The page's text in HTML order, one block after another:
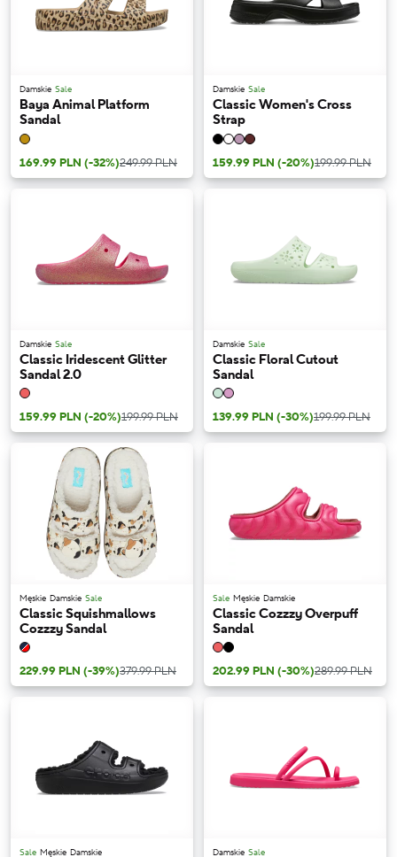
Damskie Sale
Baya Animal Platform
Sandal
169.99 PLN (-32%)249.99 PLN
Damskie Sale
Classic Women's Cross
Strap
159.99 PLN (-20%)199.99 PLN
Damskie Sale
Classic Iridescent Glitter
Sandal 2.0
159.99 PLN (-20%)199.99 PLN
Damskie Sale
Classic Floral Cutout
Sandal
139.99 PLN (-30%)199.99 PLN
Męskie Damskie Sale
Classic Squishmallows
Cozzzy Sandal
229.99 PLN (-39%)379.99 PLN
Sale Męskie Damskie
Classic Cozzzy Overpuff
Sandal
202.99 PLN (-30%)289.99 PLN
Sale Męskie Damskie Damskie Sale